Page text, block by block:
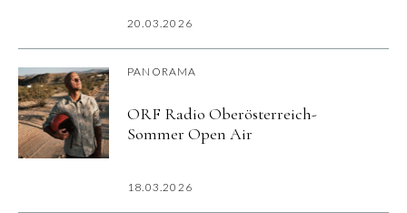
20.03.2026
PANORAMA
ORF Radio Oberösterreich-
Sommer Open Air
18.03.2026